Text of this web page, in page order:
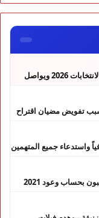
لفتيت.. رجل الداخلية الذي يقود التحضير لانتخابات 2026 ويواصل
تفويض مضيان اقتراح
واستدعاء جميع المتهمين
بحساب وعود 2021